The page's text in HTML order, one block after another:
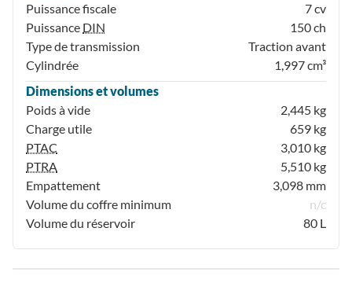
Puissance fiscale
7 cv
Puissance DIN
150 ch
Type de transmission
Traction avant
Cylindrée
1,997 cm³
Dimensions et volumes
Poids à vide
2,445 kg
Charge utile
659 kg
PTAC
3,010 kg
PTRA
5,510 kg
Empattement
3,098 mm
Volume du coffre minimum
n/c
Volume du réservoir
80 L